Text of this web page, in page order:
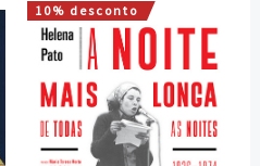
10% desconto
O
preço
original
era:
16,00 €.
O
preço
atual
14,40 €.